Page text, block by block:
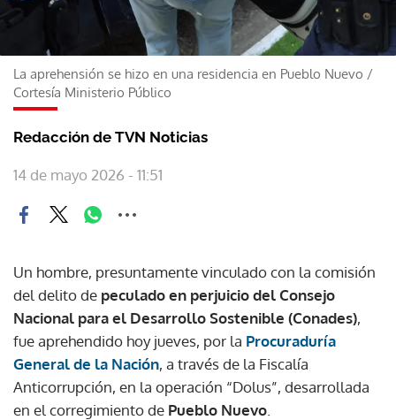
La aprehensión se hizo en una residencia en Pueblo Nuevo /
Cortesía Ministerio Público
Redacción de TVN Noticias
14 de mayo 2026 - 11:51
Un hombre, presuntamente vinculado con la comisión
del delito de peculado en perjuicio del Consejo
Nacional para el Desarrollo Sostenible (Conades),
fue aprehendido hoy jueves, por la Procuraduría
General de la Nación, a través de la Fiscalía
Anticorrupción, en la operación “Dolus”, desarrollada
en el corregimiento de Pueblo Nuevo